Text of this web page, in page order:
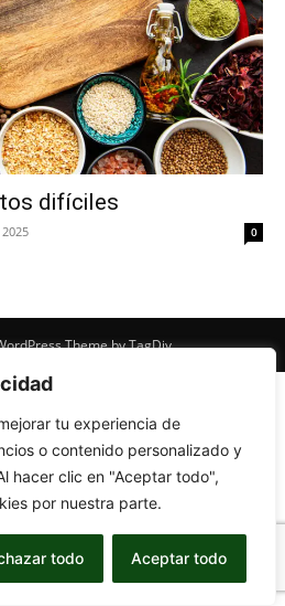
tu experiencia de
o contenido personalizado y
hacer clic en "Aceptar todo",
por nuestra parte.
todo Aceptar todo
difíciles
0
Theme by TagDiv